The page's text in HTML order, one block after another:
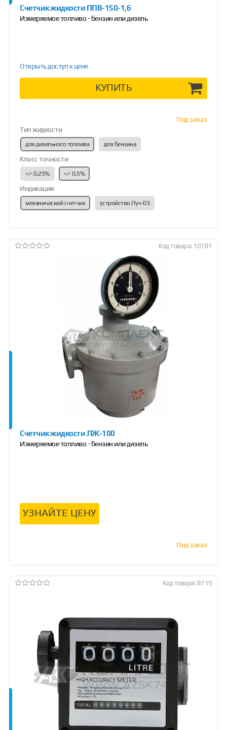
Счетчик жидкости ППВ-150-1,6
Измеряемое топливо - бензин или дизель
Открыть доступ к цене
КУПИТЬ
Под заказ
Тип жидкости
для дизельного топлива для бензина
Класс точности
+/- 0,25% +/- 0,5%
Индикация
механический счетчик устройство Луч-03
Код товара: 10781
Счетчик жидкости ЛЖ-100
Измеряемое топливо - бензин или дизель
УЗНАЙТЕ ЦЕНУ
Под заказ
Код товара: 8719